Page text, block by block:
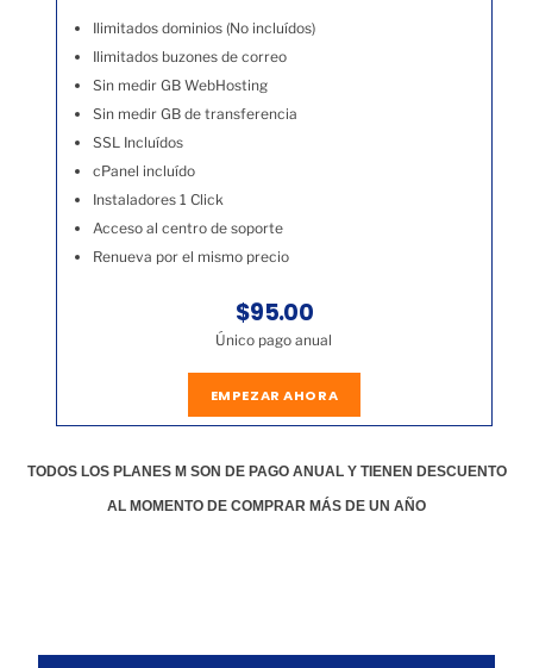
Ilimitados dominios (No incluídos)
Ilimitados buzones de correo
Sin medir GB WebHosting
Sin medir GB de transferencia
SSL Incluídos
cPanel incluído
Instaladores 1 Click
Acceso al centro de soporte
Renueva por el mismo precio
$95.00
Único pago anual
EMPEZAR AHORA
TODOS LOS PLANES M SON DE PAGO ANUAL Y TIENEN DESCUENTO
AL MOMENTO DE COMPRAR MÁS DE UN AÑO